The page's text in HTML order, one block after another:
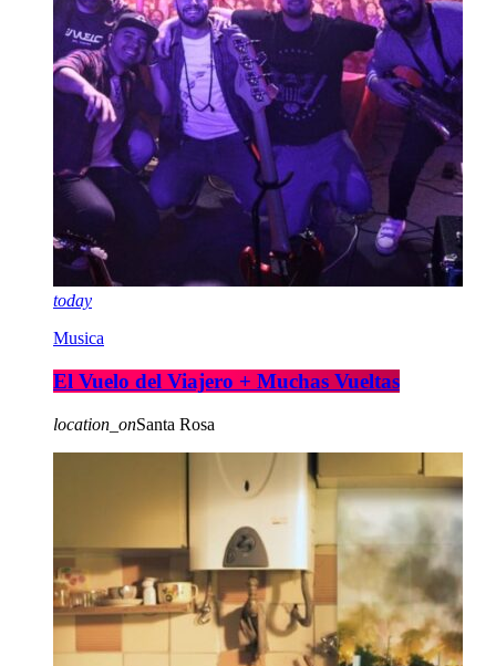
today
Musica
El Vuelo del Viajero + Muchas Vueltas
location_onSanta Rosa